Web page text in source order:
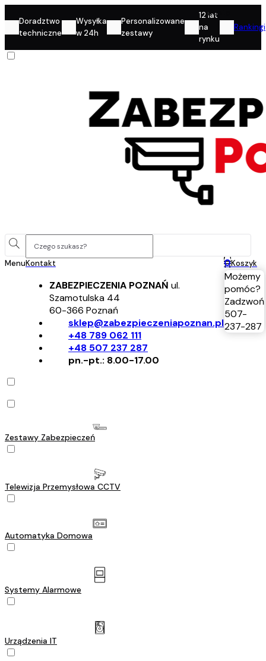
Doradztwo
techniczne
Wysyłka
w 24h
Personalizowane
zestawy
12 lat
na
rynku
Rankingi
MenuKontakt
ZABEZPIECZENIA POZNAŃ ul.
Szamotulska 44
60-366 Poznań
sklep@zabezpieczeniapoznan.pl
+48 789 062 111
+48 507 237 287
pn.-pt.: 8.00-17.00
Konto
0Koszyk
Możemy
pomóc?
Zadzwoń
507-
237-287
Zestawy Zabezpieczeń
Telewizja Przemysłowa CCTV
Automatyka Domowa
Systemy Alarmowe
Urządzenia IT